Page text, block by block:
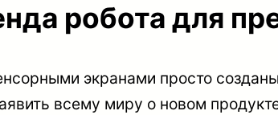
робота для
экранами просто
всему миру о новом